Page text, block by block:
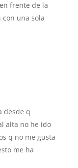
frente de la
con una sola
desde q
alta no he ido
q no me gusta
me ha